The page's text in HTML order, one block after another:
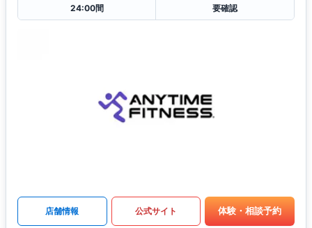
24:00間 要確認
店舗情報 公式サイト 体験・相談予約